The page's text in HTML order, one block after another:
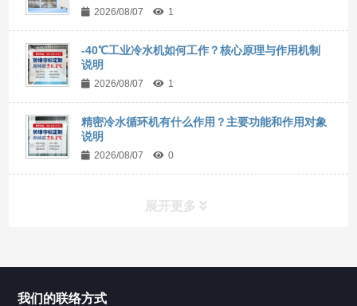
2026/08/07 1
-40℃工业冷水机如何工作？核心原理与作用机制
说明
2026/08/07 1
精密冷水循环机有什么作用？主要功能和作用对象
说明
2026/08/07 0
展开更多
我们的联络方式